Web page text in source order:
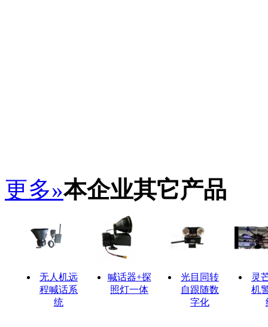
更多»本企业其它产品
无人机远
程喊话系
统
喊话器+探
照灯一体
光目同转
自跟随数
字化
灵
机